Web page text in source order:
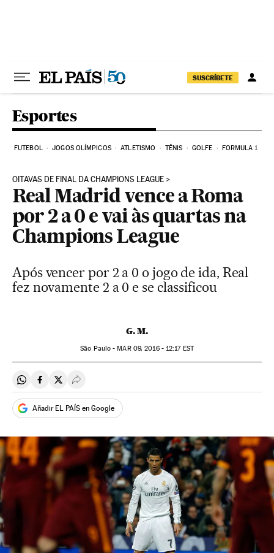
SUSCRÍBETE
Esportes
FUTEBOL JOGOS OLÍMPICOS ATLETISMO TÊNIS GOLFE FORMULA 1
OITAVAS DE FINAL DA CHAMPIONS LEAGUE
Real Madrid vence a Roma
por 2 a 0 e vai às quartas na
Champions League
Após vencer por 2 a 0 o jogo de ida, Real
fez novamente 2 a 0 e se classificou
G. M.
São Paulo -MAR09, 2016 - 12:17EST
Compartir en Whatsapp
Compartir en Facebook
Compartir en Twitter
Desplegar Redes Sociales
Añadir EL PAÍS en Google